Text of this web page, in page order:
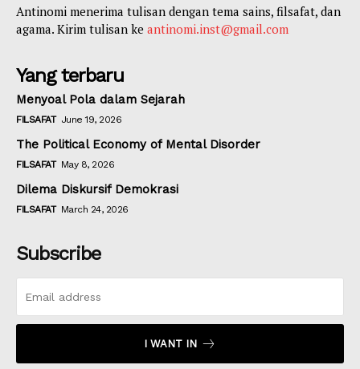
Antinomi menerima tulisan dengan tema sains, filsafat, dan
agama. Kirim tulisan ke antinomi.inst@gmail.com
Yang terbaru
Menyoal Pola dalam Sejarah
FILSAFAT June 19, 2026
The Political Economy of Mental Disorder
FILSAFAT May 8, 2026
Dilema Diskursif Demokrasi
FILSAFAT March 24, 2026
Subscribe
I WANT IN